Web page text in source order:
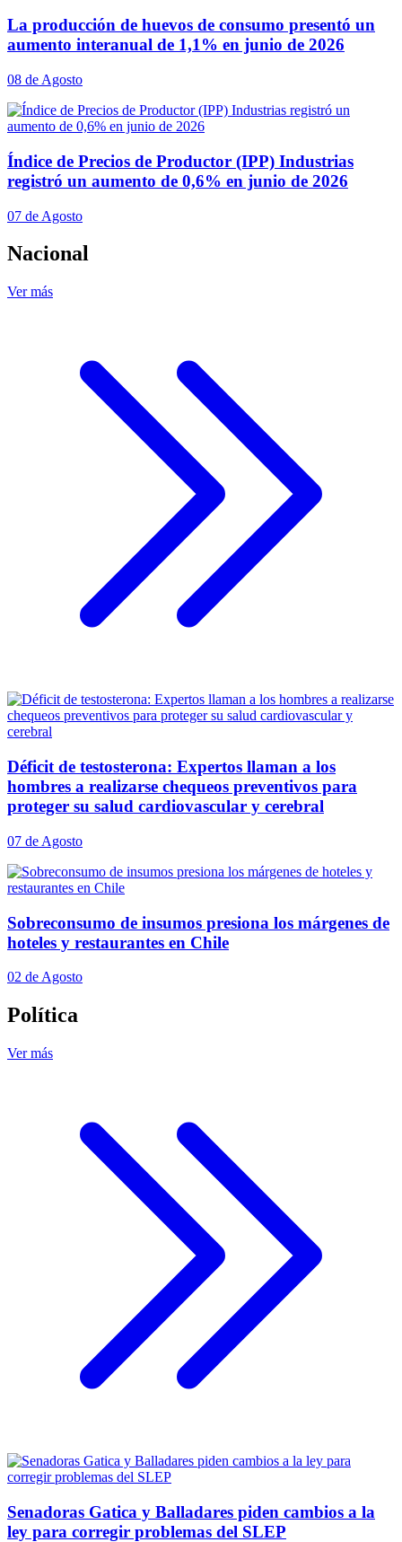
La producción de huevos de consumo presentó un
aumento interanual de 1,1% en junio de 2026
08 de Agosto
Índice de Precios de Productor (IPP) Industrias
registró un aumento de 0,6% en junio de 2026
07 de Agosto
Nacional
Ver más
Déficit de testosterona: Expertos llaman a los
hombres a realizarse chequeos preventivos para
proteger su salud cardiovascular y cerebral
07 de Agosto
Sobreconsumo de insumos presiona los márgenes de
hoteles y restaurantes en Chile
02 de Agosto
Política
Ver más
Senadoras Gatica y Balladares piden cambios a la
ley para corregir problemas del SLEP